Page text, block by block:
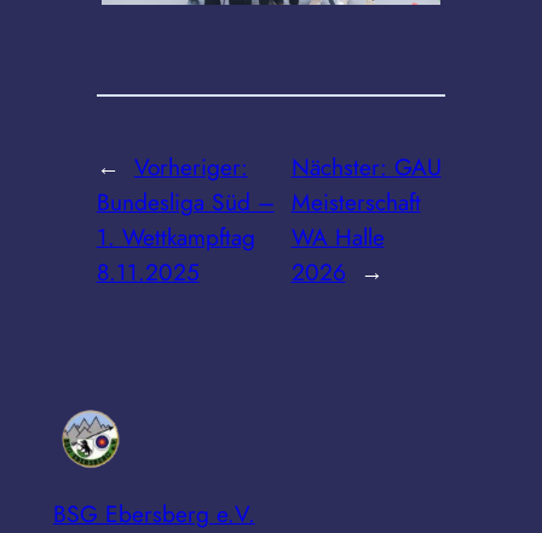
← Vorheriger:
Bundesliga Süd –
1. Wettkampftag
8.11.2025
Nächster: GAU
Meisterschaft
WA Halle
2026 →
BSG Ebersberg e.V.